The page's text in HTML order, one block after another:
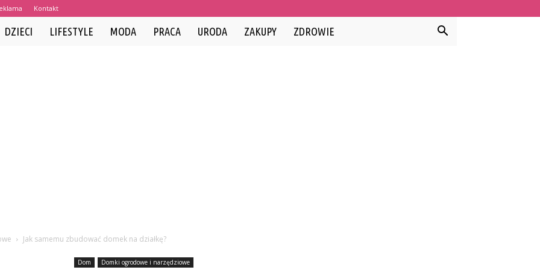
Kontakt
DZIECI LIFESTYLE MODA PRACA URODA ZAKUPY ZDROWIE
Jak samemu zbudować domek na działkę?
Dom Domki ogrodowe i narzędziowe